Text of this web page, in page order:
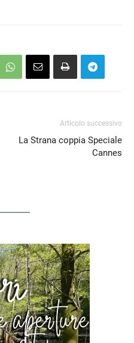
Articolo successivo
La Strana coppia Speciale
Cannes